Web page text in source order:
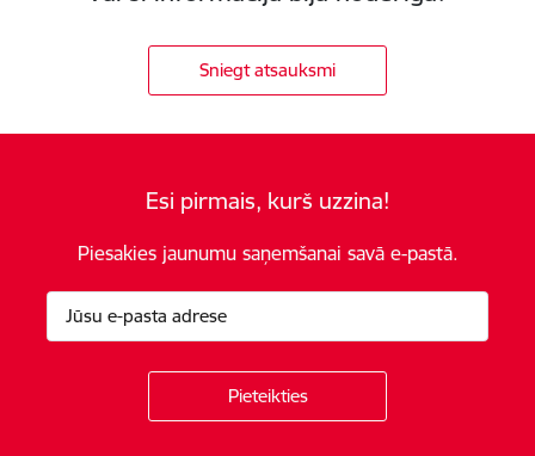
Sniegt atsauksmi
Esi pirmais, kurš uzzina!
Piesakies jaunumu saņemšanai savā e-pastā.